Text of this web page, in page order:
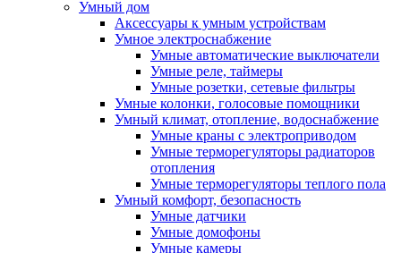
Умный дом
Аксессуары к умным устройствам
Умное электроснабжение
Умные автоматические выключатели
Умные реле, таймеры
Умные розетки, сетевые фильтры
Умные колонки, голосовые помощники
Умный климат, отопление, водоснабжение
Умные краны с электроприводом
Умные терморегуляторы радиаторов
отопления
Умные терморегуляторы теплого пола
Умный комфорт, безопасность
Умные датчики
Умные домофоны
Умные камеры